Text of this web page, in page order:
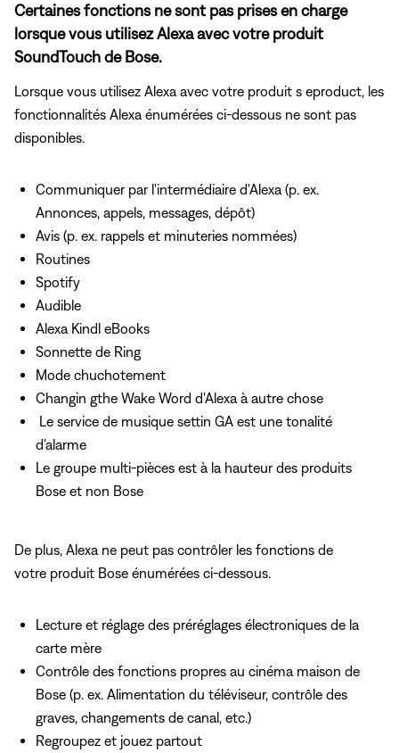
Certaines fonctions ne sont pas prises en charge
lorsque vous utilisez Alexa avec votre produit
SoundTouch de Bose.
Lorsque vous utilisez Alexa avec votre produit s eproduct, les
fonctionnalités Alexa énumérées ci-dessous ne sont pas
disponibles.
Communiquer par l'intermédiaire d'Alexa (p. ex.
Annonces, appels, messages, dépôt)
Avis (p. ex. rappels et minuteries nommées)
Routines
Spotify
Audible
Alexa Kindl eBooks
Sonnette de Ring
Mode chuchotement
Changin gthe Wake Word d'Alexa à autre chose
Le service de musique settin GA est une tonalité
d'alarme
Le groupe multi-pièces est à la hauteur des produits
Bose et non Bose
De plus, Alexa ne peut pas contrôler les fonctions de
votre produit Bose énumérées ci-dessous.
Lecture et réglage des préréglages électroniques de la
carte mère
Contrôle des fonctions propres au cinéma maison de
Bose (p. ex. Alimentation du téléviseur, contrôle des
graves, changements de canal, etc.)
Regroupez et jouez partout